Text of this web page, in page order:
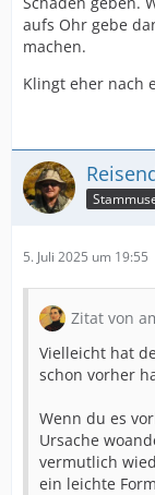
aufs Ohr gebe
machen.
Klingt eher nach
5. Juli 2025 um 19:55
Zitat von
Vielleicht hat
schon vorher
Wenn du es
Ursache
vermutlich
ein leichte